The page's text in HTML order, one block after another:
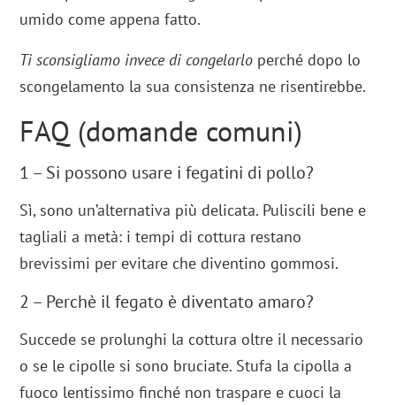
umido come appena fatto.
Ti sconsigliamo invece di congelarlo perché dopo lo
scongelamento la sua consistenza ne risentirebbe.
FAQ (domande comuni)
1 – Si possono usare i fegatini di pollo?
Sì, sono un’alternativa più delicata. Puliscili bene e
tagliali a metà: i tempi di cottura restano
brevissimi per evitare che diventino gommosi.
2 – Perchè il fegato è diventato amaro?
Succede se prolunghi la cottura oltre il necessario
o se le cipolle si sono bruciate. Stufa la cipolla a
fuoco lentissimo finché non traspare e cuoci la